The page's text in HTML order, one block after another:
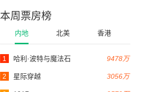
本周票房榜
内地 北美 香港
9478万
1 哈利·波特与魔法石
3056万
2 星际穿越
天上的骑士
96分钟
小溪的呼唤